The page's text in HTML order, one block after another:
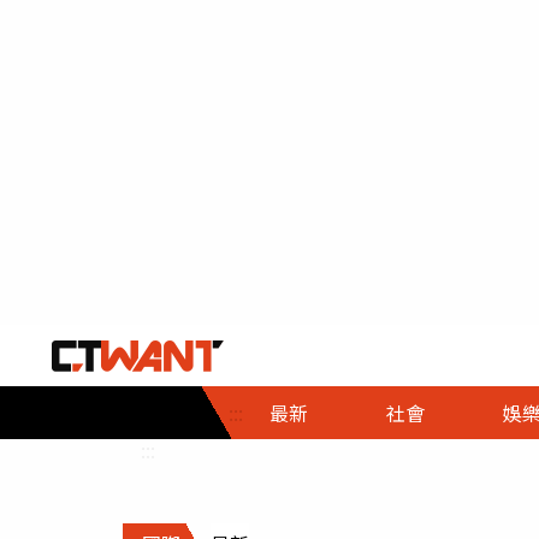
::: 最新 社會
社會首頁
時事
調查
娛樂
娛樂首頁
即時
財經首頁
熱線
政